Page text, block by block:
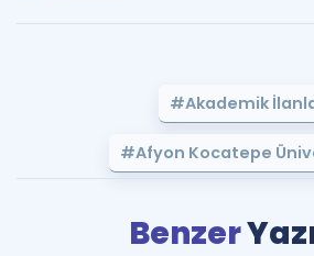
#Akademik
#Afyon Kocatepe
Benzer